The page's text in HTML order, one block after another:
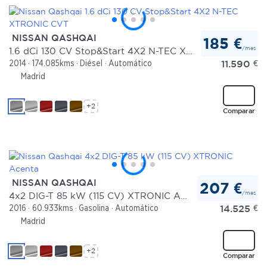
NISSAN QASHQAI
2014 174.085kms Diésel
Automático
Madrid
185 €/mes
11.590 €
Comparar
+2
NISSAN QASHQAI
2016 60.933kms Gasolina
Automático
Madrid
207 €/mes
14.525 €
Comparar
+2